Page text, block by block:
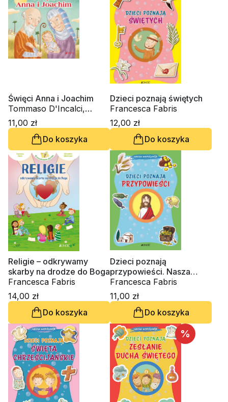
Święci Anna i Joachim
Tommaso D'Incalci,
Francesca Fabris
11,00 zł
Do koszyka
Dzieci poznają świętych
Francesca Fabris
12,00 zł
Do koszyka
Religie – odkrywamy
skarby na drodze do Boga
Francesca Fabris
14,00 zł
Do koszyka
Dzieci poznają
przypowieści. Nasza
wspólnota
Francesca Fabris
11,00 zł
Do koszyka
%